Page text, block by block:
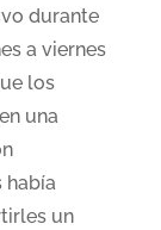
durante
a viernes
los
una
había
un